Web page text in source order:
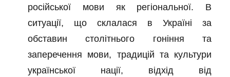
російської мови як регіональної. В
ситуації, що склалася в Україні за
обставин столітнього гоніння та
заперечення мови, традицій та культури
української нації, відхід від